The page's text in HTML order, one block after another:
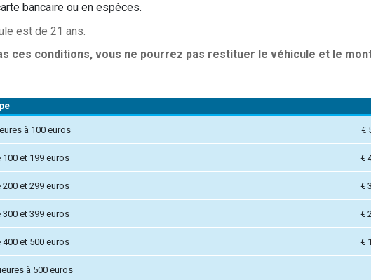
bancaire ou en espèces.
est de 21 ans.
ces conditions, vous ne pourrez pas restituer le véhicule et le
à 100 euros €
et 199 euros €
et 299 euros €
et 399 euros €
et 500 euros €
à 500 euros